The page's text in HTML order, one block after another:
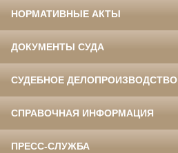
НОРМАТИВНЫЕ АКТЫ
ДОКУМЕНТЫ СУДА
СУДЕБНОЕ ДЕЛОПРОИЗВОДСТВО
СПРАВОЧНАЯ ИНФОРМАЦИЯ
ПРЕСС-СЛУЖБА